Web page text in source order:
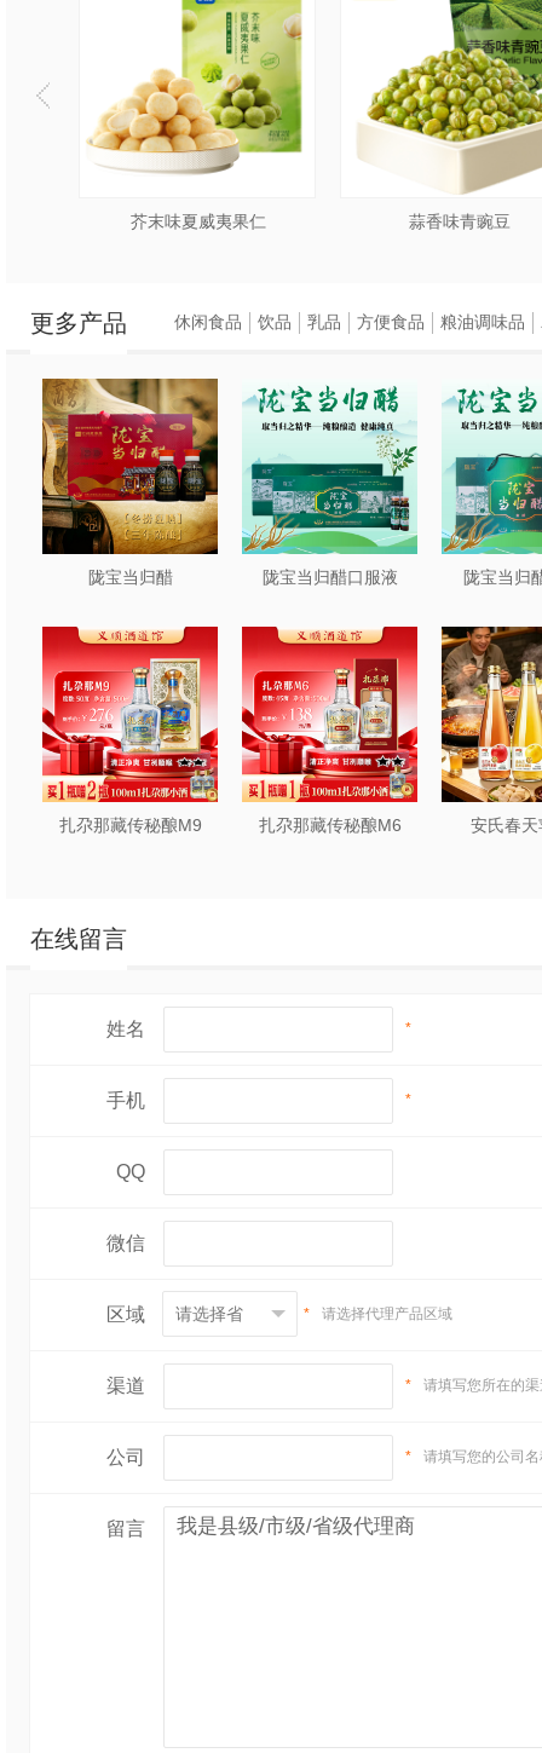
芥末味夏威夷果仁 蒜香味青豌豆
更多产品
陇宝当归醋 陇宝当归醋口服液 陇宝当归
扎尕那藏传秘酿M9 扎尕那藏传秘酿M6 安氏春天
休闲食品 饮品 乳品 方便食品 粮油调味品
在线留言
姓名 *
手机 *
QQ
微信
区域 * 请选择代理产品区域
渠道 * 请填写您所在的
公司 * 请填写您的公司
留言